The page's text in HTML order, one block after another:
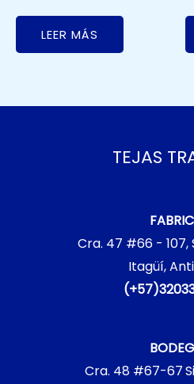
LEER MÁS
TEJAS
Cra. 47 #66 - 107,
Itagüí,
Cra. 48 #67-67,